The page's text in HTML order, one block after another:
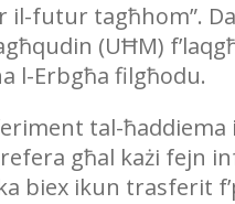
il-futur tagħhom”.
(UĦM)
l-Erbgħa filgħodu.
tal-ħaddiema
għal każi fejn
biex ikun trasferit